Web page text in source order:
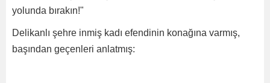
yolunda bırakın!"
Delikanlı şehre inmiş kadı efendinin konağına varmış,
başından geçenleri anlatmış: